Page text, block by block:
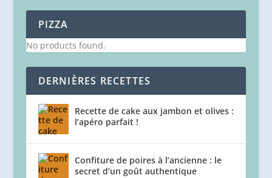
PIZZA
No products found.
DERNIÈRES RECETTES
Recette de cake aux jambon et olives :
l’apéro parfait !
Confiture de poires à l’ancienne : le
secret d’un goût authentique